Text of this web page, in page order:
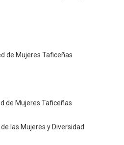
de Mujeres Taficeñas
de Mujeres Taficeñas
las Mujeres y Diversidad